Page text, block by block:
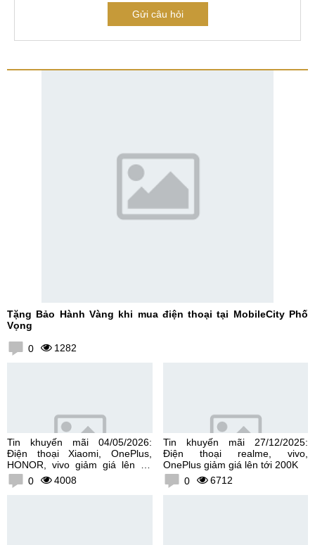
Gửi câu hỏi
Tặng Bảo Hành Vàng khi mua điện thoại tại MobileCity Phố
Vọng
0 1282
Tin khuyến mãi 04/05/2026:
Điện thoại Xiaomi, OnePlus,
HONOR, vivo giảm giá lên tới
300K0 4008
Tin khuyến mãi 27/12/2025:
Điện thoại realme, vivo,
OnePlus giảm giá lên tới 200K
0
6712